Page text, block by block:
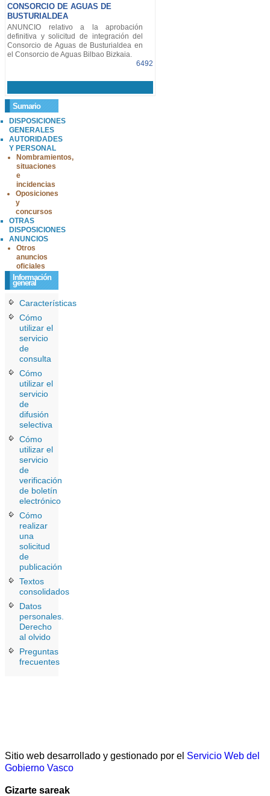
CONSORCIO DE AGUAS DE
BUSTURIALDEA
ANUNCIO relativo a la aprobación
definitiva y solicitud de integración del
Consorcio de Aguas de Busturialdea en
el Consorcio de Aguas Bilbao Bizkaia.
6492
Sumario
DISPOSICIONES
GENERALES
AUTORIDADES
Y PERSONAL
Nombramientos,
situaciones
e
incidencias
Oposiciones
y
concursos
OTRAS
DISPOSICIONES
ANUNCIOS
Otros
anuncios
oficiales
Información
general
Características
Cómo
utilizar el
servicio
de
consulta
Cómo
utilizar el
servicio
de
difusión
selectiva
Cómo
utilizar el
servicio
de
verificación
de boletín
electrónico
Cómo
realizar
una
solicitud
de
publicación
Textos
consolidados
Datos
personales.
Derecho
al olvido
Preguntas
frecuentes
Sitio web desarrollado y gestionado por el Servicio Web del
Gobierno Vasco
Gizarte sareak